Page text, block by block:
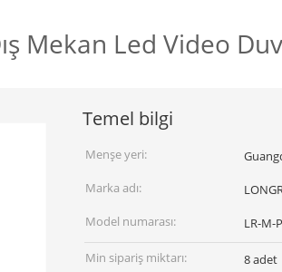
Mekan Led Video
Temel bilgi
Menşe yeri:
Marka adı:
Model numarası:
LR-M-
Min sipariş miktarı:
8 adet